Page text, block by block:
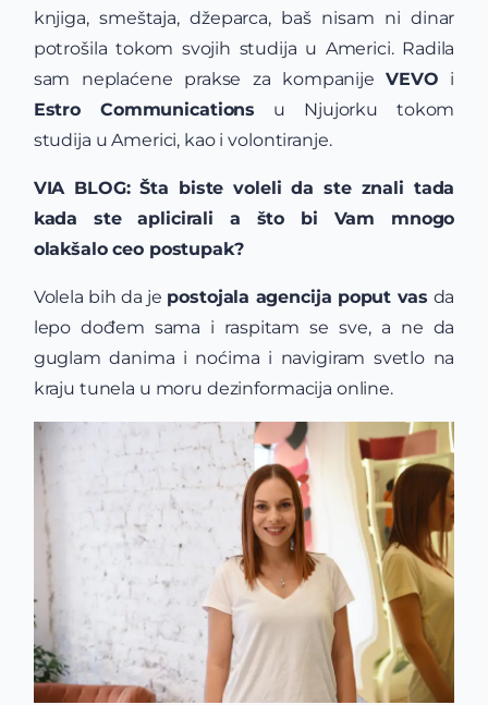
knjiga, smeštaja, džeparca, baš nisam ni dinar
potrošila tokom svojih studija u Americi. Radila
sam neplaćene prakse za kompanijeVEVO i
Estro Communications u Njujorku tokom
studija u Americi, kao i volontiranje.
VIA BLOG: Šta biste voleli da ste znali tada
kada ste aplicirali a što bi Vam mnogo
olakšalo ceo postupak?
Volela bih da je postojala agencija poput vas da
lepo dođem sama i raspitam se sve, a ne da
guglam danima i noćima i navigiram svetlo na
kraju tunela u moru dezinformacija online.